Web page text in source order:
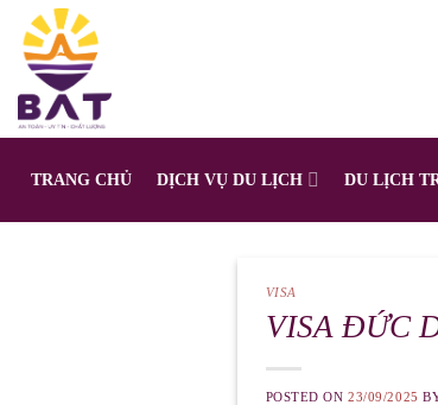
content
TRANG CHỦ DỊCH VỤ DU LỊCH DU LỊCH
VISA
VISA ĐỨC
POSTED ON23/09/2025